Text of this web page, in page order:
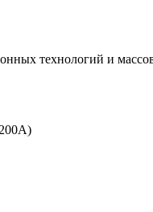
технологий и